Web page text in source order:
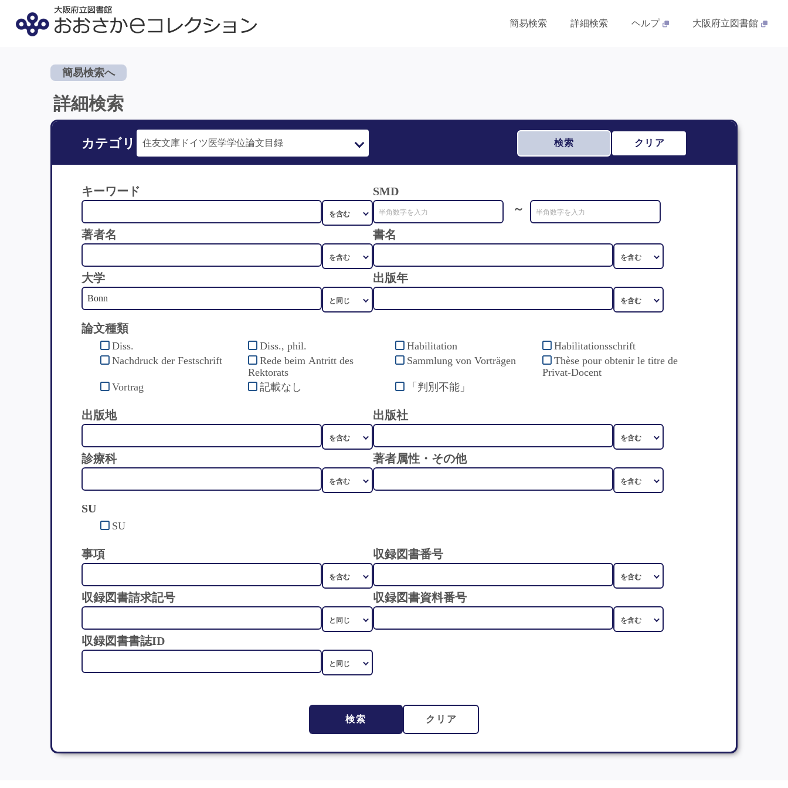
簡易検索 詳細検索 ヘルプ 大阪府立図書館
簡易検索へ
詳細検索
カテゴリ 検索 クリア
キーワード
SMD
～
著者名
書名
大学 出版年
論文種類
Diss. Diss., phil. Habilitation
Habilitationsschrift
Nachdruck der Festschrift
Rede beim Antritt des
Rektorats
Sammlung von Vorträgen
Thèse pour obtenir le titre de
Privat-Docent
Vortrag
記載なし 「判別不能」
出版地 出版社
診療科 著者属性・その他
SU
SU
事項 収録図書番号
収録図書請求記号 収録図書資料番号
収録図書書誌ID
検索 クリア